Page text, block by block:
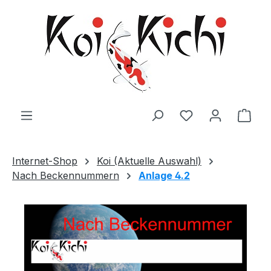
Zum Hauptinhalt springen
Internet-Shop
Koi (Aktuelle Auswahl)
Nach Beckennummern
Anlage 4.2